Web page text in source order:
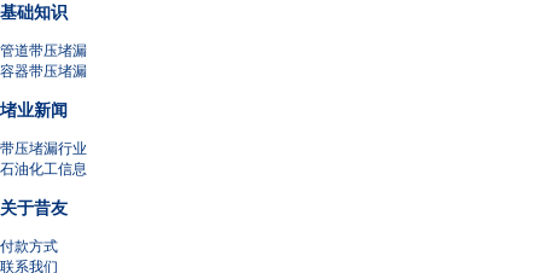
基础知识
管道带压堵漏
容器带压堵漏
堵业新闻
带压堵漏行业
石油化工信息
关于昔友
付款方式
联系我们